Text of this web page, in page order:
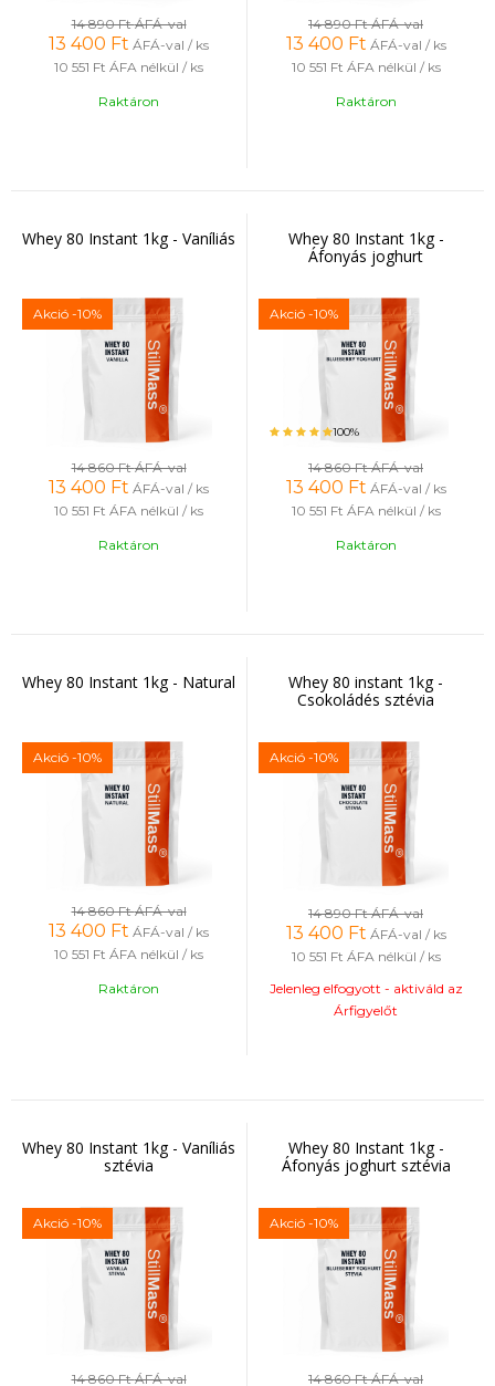
14 890 FtÁFÁ-val
13 400 Ft ÁFÁ-val / ks
10 551 Ft ÁFA nélkül / ks
Raktáron
14 890 FtÁFÁ-val
13 400 Ft ÁFÁ-val / ks
10 551 Ft ÁFA nélkül / ks
Raktáron
Whey 80 Instant 1kg - Vaníliás
Akció -10%
14 860 FtÁFÁ-val
13 400 Ft ÁFÁ-val / ks
10 551 Ft ÁFA nélkül / ks
Raktáron
Whey 80 Instant 1kg -
Áfonyás joghurt
Akció -10%
100%
14 860 FtÁFÁ-val
13 400 Ft ÁFÁ-val / ks
10 551 Ft ÁFA nélkül / ks
Raktáron
Whey 80 Instant 1kg - Natural
Akció -10%
14 860 FtÁFÁ-val
13 400 Ft ÁFÁ-val / ks
10 551 Ft ÁFA nélkül / ks
Raktáron
Whey 80 instant 1kg -
Csokoládés sztévia
Akció -10%
14 890 FtÁFÁ-val
13 400 Ft ÁFÁ-val / ks
10 551 Ft ÁFA nélkül / ks
Jelenleg elfogyott - aktiváld az
Árfigyelőt
Whey 80 Instant 1kg - Vaníliás
sztévia
Akció -10%
14 860 FtÁFÁ-val
Whey 80 Instant 1kg -
Áfonyás joghurt sztévia
Akció -10%
14 860 FtÁFÁ-val